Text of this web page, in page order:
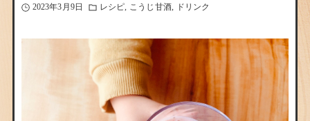
2023年3月9日 レシピ こうじ甘酒 ドリンク